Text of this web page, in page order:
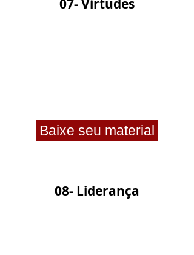
07- Virtudes
Baixe seu material
08- Liderança